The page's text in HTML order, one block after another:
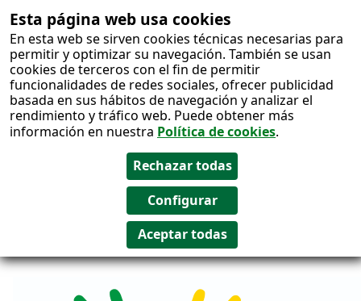
Esta página web usa cookies
En esta web se sirven cookies técnicas necesarias para
permitir y optimizar su navegación. También se usan
cookies de terceros con el fin de permitir
funcionalidades de redes sociales, ofrecer publicidad
basada en sus hábitos de navegación y analizar el
rendimiento y tráfico web. Puede obtener más
información en nuestra Política de cookies.
Salto al
contenido